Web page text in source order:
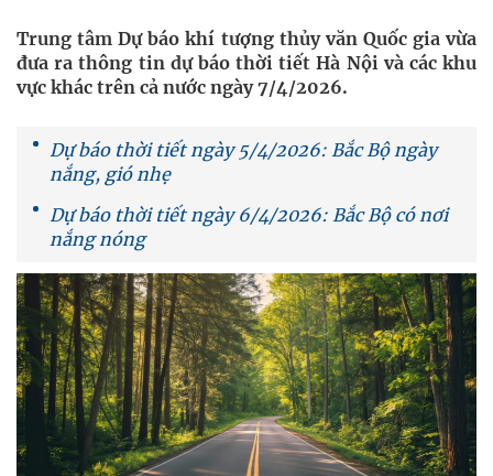
Trung tâm Dự báo khí tượng thủy văn Quốc gia vừa
đưa ra thông tin dự báo thời tiết Hà Nội và các khu
vực khác trên cả nước ngày 7/4/2026.
Dự báo thời tiết ngày 5/4/2026: Bắc Bộ ngày
nắng, gió nhẹ
Dự báo thời tiết ngày 6/4/2026: Bắc Bộ có nơi
nắng nóng